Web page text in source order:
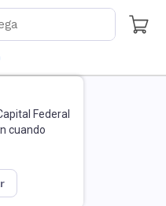
Federal
cuando
existe